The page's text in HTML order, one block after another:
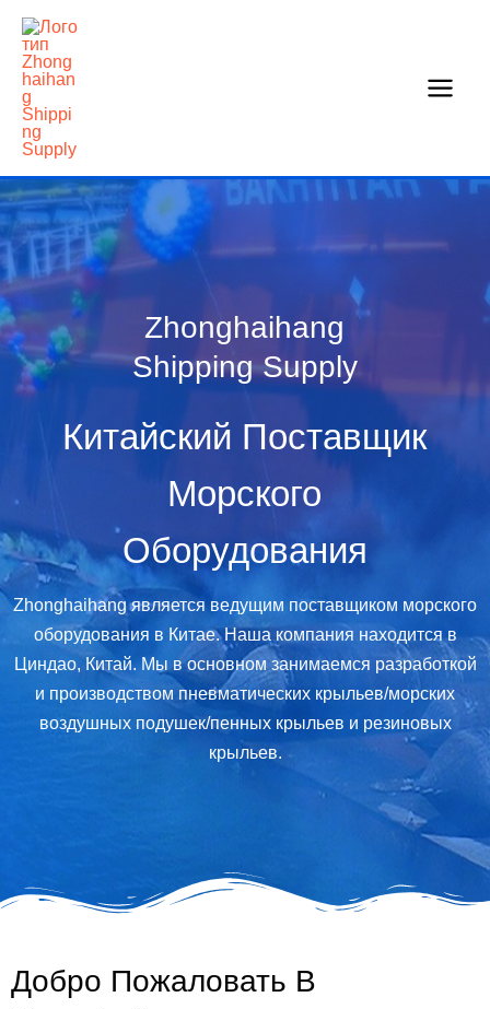
Перейти
содержанию
Zhonghaihang
Shipping Supply
Китайский Поставщик
Морского
Оборудования
Zhonghaihang является ведущим поставщиком морского
оборудования в Китае. Наша компания находится в
Циндао, Китай. Мы в основном занимаемся разработкой
и производством пневматических крыльев/морских
воздушных подушек/пенных крыльев и резиновых
крыльев.
Добро Пожаловать В